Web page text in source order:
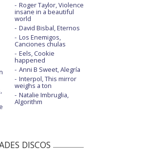
Roger Taylor, Violence
insane in a beautiful
world
David Bisbal, Eternos
Los Enemigos,
Canciones chulas
Eels, Cookie
happened
Anni B Sweet, Alegría
Interpol, This mirror
weighs a ton
Natalie Imbruglia,
Algorithm
DISCOS